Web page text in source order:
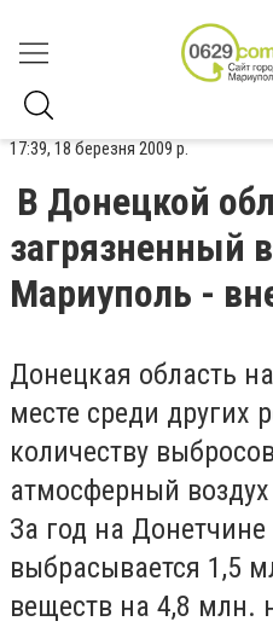
17:39, 18 березня 2009 р.
В Донецкой
загрязненный
Мариуполь -
Донецкая область
месте среди других
количеству
атмосферный
За год на
выбрасывается 1,5
веществ на 4,8 млн.